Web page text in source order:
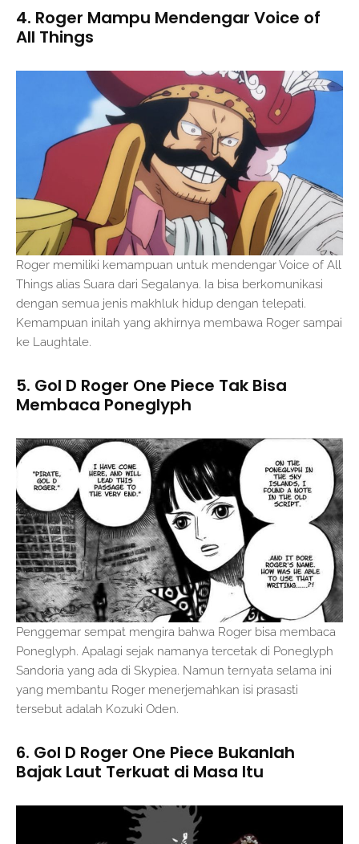
4. Roger Mampu Mendengar Voice of
All Things
Roger memiliki kemampuan untuk mendengar Voice of All
Things alias Suara dari Segalanya. Ia bisa berkomunikasi
dengan semua jenis makhluk hidup dengan telepati.
Kemampuan inilah yang akhirnya membawa Roger sampai
ke Laughtale.
5. Gol D Roger One Piece Tak Bisa
Membaca Poneglyph
Penggemar sempat mengira bahwa Roger bisa membaca
Poneglyph. Apalagi sejak namanya tercetak di Poneglyph
Sandoria yang ada di Skypiea. Namun ternyata selama ini
yang membantu Roger menerjemahkan isi prasasti
tersebut adalah Kozuki Oden.
6. Gol D Roger One Piece Bukanlah
Bajak Laut Terkuat di Masa Itu